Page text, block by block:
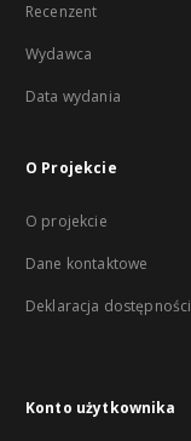
Recenzent
Wydawca
Data wydania
O Projekcie
O projekcie
Dane kontaktowe
Deklaracja dostępności
Konto użytkownika